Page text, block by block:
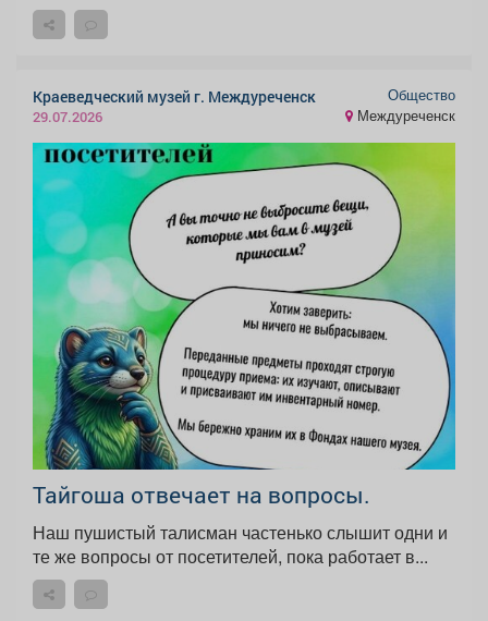
Краеведческий музей г. Междуреченск
29.07.2026
Общество
Междуреченск
Тайгоша отвечает на вопросы.
Наш пушистый талисман частенько слышит одни и
те же вопросы от посетителей, пока работает в...